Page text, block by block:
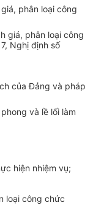
phân loại công
giá, phân loại công
Nghị định số
của Đảng và pháp
và lề lối làm
hiện nhiệm vụ;
loại công chức